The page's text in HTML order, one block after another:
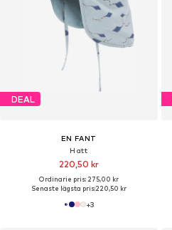
DEAL
EN FANT
Hatt
220,50 kr
Ordinarie pris: 275,00 kr
Senaste lägsta pris:220,50 kr
+3